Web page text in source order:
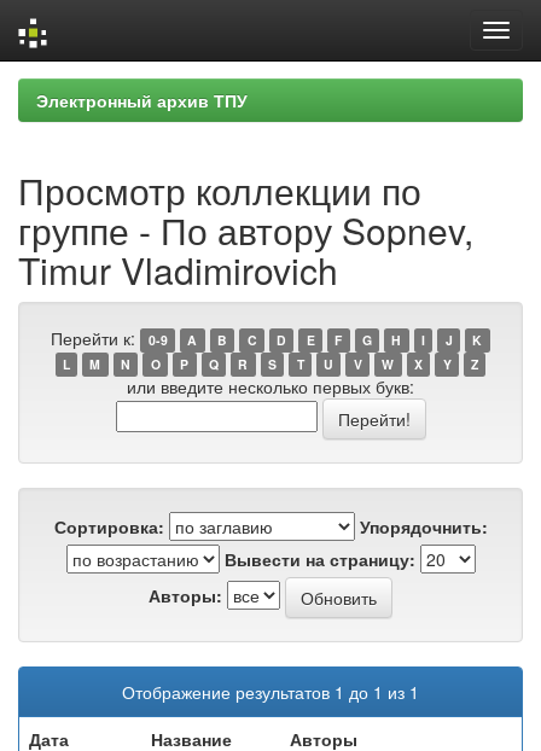
Skip
navigation
Электронный архив ТПУ
Просмотр коллекции по
группе - По автору Sopnev,
Timur Vladimirovich
Перейти к: 0-9 A B C D E F G H I J
K
L
M N O P Q R S T U V W X Y Z
или введите несколько первых букв:
Сортировка:
Упорядочнить:
Вывести на страницу:
Авторы:
Отображение результатов 1 до 1 из 1
Дата
Название Авторы